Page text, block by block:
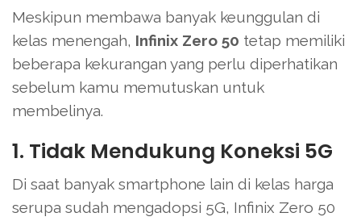
Meskipun membawa banyak keunggulan di
kelas menengah, Infinix Zero 50 tetap memiliki
beberapa kekurangan yang perlu diperhatikan
sebelum kamu memutuskan untuk
membelinya.
1. Tidak Mendukung Koneksi 5G
Di saat banyak smartphone lain di kelas harga
serupa sudah mengadopsi 5G, Infinix Zero 50